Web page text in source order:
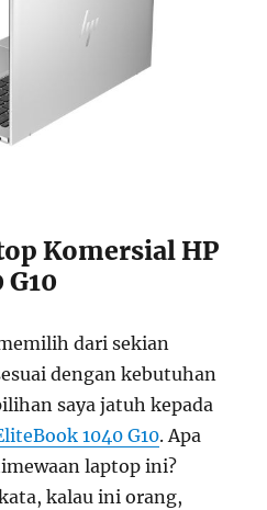
Komersial HP
dari sekian
dengan kebutuhan
saya jatuh kepada
1040 G10. Apa
laptop ini?
kalau ini orang,